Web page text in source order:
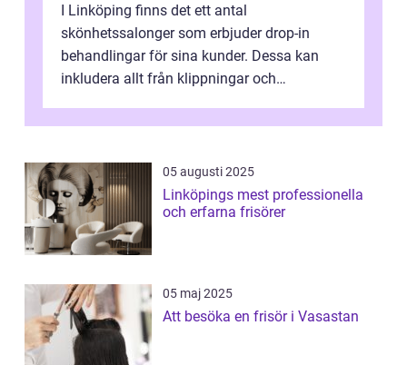
I Linköping finns det ett antal
skönhetssalonger som erbjuder drop-in
behandlingar för sina kunder. Dessa kan
inkludera allt från klippningar och
05 augusti 2025
Linköpings mest professionella
och erfarna frisörer
05 maj 2025
Att besöka en frisör i Vasastan